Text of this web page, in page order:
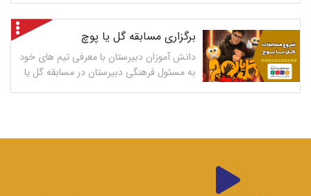
برگزاری مسابقه گل یا پوچ
دانش آموزان دبیرستان با معرفی تیم های خود
به مسئول فرهنگی دبیرستان در مسابقه گل یا